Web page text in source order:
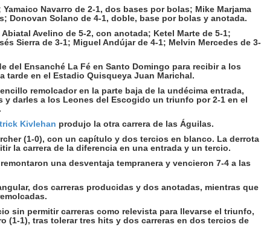
Navarro de 2-1, dos bases por bolas; Mike Marjama
Donovan Solano de 4-1, doble, base por bolas y anotada.
Avelino de 5-2, con anotada; Ketel Marte de 5-1;
Sierra de 3-1; Miguel Andújar de 4-1; Melvin Mercedes de 3-
del Ensanché La Fé en Santo Domingo para recibir a los
tarde en el Estadio Quisqueya Juan Marichal.
remolcador en la parte baja de la undécima entrada,
y darles a los Leones del Escogido un triunfo por 2-1 en el
Kivlehan produjo la otra carrera de las Águilas.
(1-0), con un capítulo y dos tercios en blanco. La derrota
la carrera de la diferencia en una entrada y un tercio.
una desventaja tempranera y vencieron 7-4 a las
dos carreras producidas y dos anotadas, mientras que
sin permitir carreras como relevista para llevarse el triunfo,
(1-1), tras tolerar tres hits y dos carreras en dos tercios de